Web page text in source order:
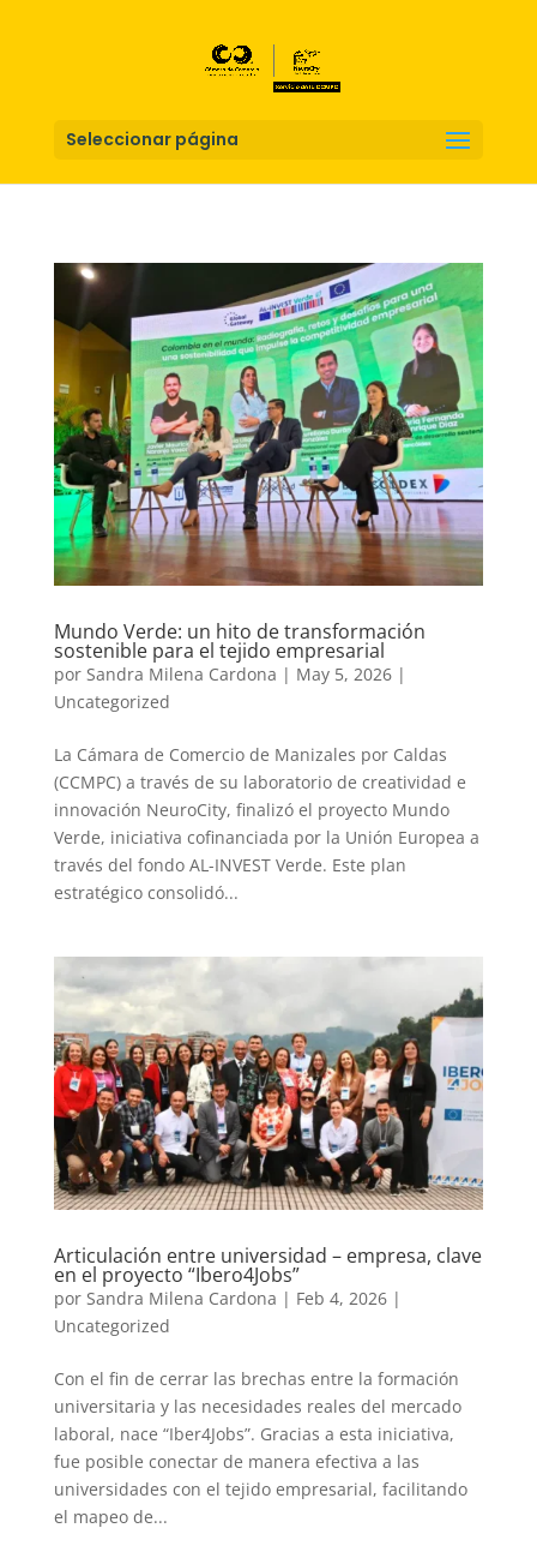
Seleccionar página
Mundo Verde: un hito de transformación
sostenible para el tejido empresarial
por Sandra Milena Cardona | May 5, 2026|
Uncategorized
La Cámara de Comercio de Manizales por Caldas
(CCMPC) a través de su laboratorio de creatividad e
innovación NeuroCity, finalizó el proyecto Mundo
Verde, iniciativa cofinanciada por la Unión Europea a
través del fondo AL-INVEST Verde. Este plan
estratégico consolidó...
Articulación entre universidad – empresa, clave
en el proyecto “Ibero4Jobs”
por Sandra Milena Cardona | Feb 4, 2026|
Uncategorized
Con el fin de cerrar las brechas entre la formación
universitaria y las necesidades reales del mercado
laboral, nace “Iber4Jobs”. Gracias a esta iniciativa,
fue posible conectar de manera efectiva a las
universidades con el tejido empresarial, facilitando
el mapeo de...